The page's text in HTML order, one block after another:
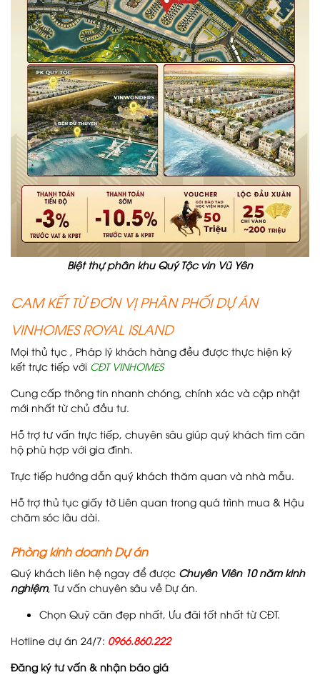
Biệt thự phân khu Quý Tộc vin Vũ Yên
CAM KẾT TỪ ĐƠN VỊ PHÂN PHỐI DỰ ÁN
VINHOMES ROYAL ISLAND
Mọi thủ tục , Pháp lý khách hàng đều được thực hiện ký
kết trực tiếp với CĐT VINHOMES
Cung cấp thông tin nhanh chóng, chính xác và cập nhật
mới nhất từ chủ đầu tư.
Hỗ trợ tư vấn trực tiếp, chuyên sâu giúp quý khách tìm căn
hộ phù hợp với gia đình.
Trực tiếp hướng dẫn quý khách thăm quan và nhà mẫu.
Hỗ trợ thủ tục giấy tờ Liên quan trong quá trình mua & Hậu
chăm sóc lâu dài.
Phòng kinh doanh Dự án
Quý khách liên hệ ngay để được Chuyên Viên 10 năm kinh
nghiệm, Tư vấn chuyên sâu về Dự án.
Chọn Quỹ căn đẹp nhất, Ưu đãi tốt nhất từ CĐT.
Hotline dự án 24/7: 0966.860.222
Đăng ký tư vấn & nhận báo giá